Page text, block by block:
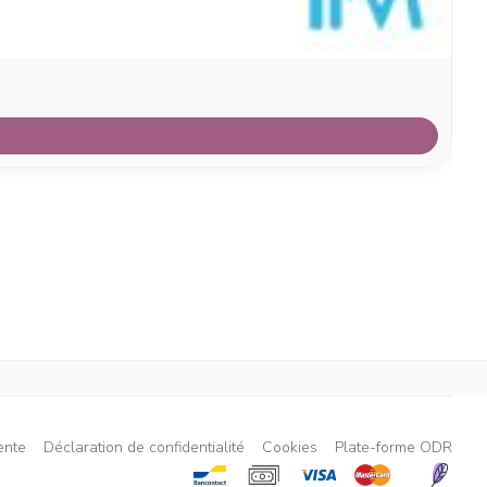
Déclaration de confidentialité Cookies Plate-forme ODR